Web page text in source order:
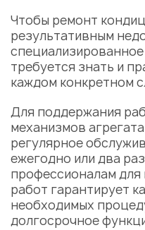
Чтобы ремонт
результативным
требуется знать и
каждом конкретном
Для поддержания
механизмов
регулярное
ежегодно или два
профессионалам для
работ гарантирует
необходимых
долгосрочное